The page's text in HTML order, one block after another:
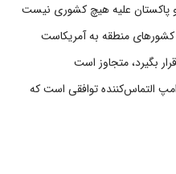
و پاکستان علیه هیچ کشوری نیست
کشورهای منطقه به آمریکاست
بگیرد، متجاوز است
التماس‌کننده توافقی است که